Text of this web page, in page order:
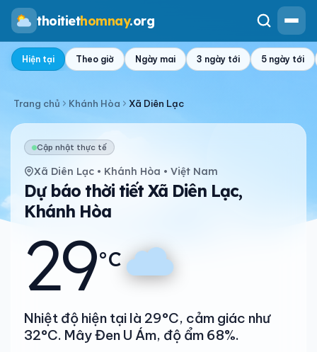
thoitiethomnay.org
Hiện tại Theo giờ Ngày mai 3 ngày tới 5 ngày tới
Trang chủ Khánh Hòa Xã Diên Lạc
Cập nhật thực tế
Xã Diên Lạc • Khánh Hòa • Việt Nam
Dự báo thời tiết Xã Diên Lạc,
Khánh Hòa
29°C
Nhiệt độ hiện tại là 29°C, cảm giác như
32°C. Mây Đen U Ám, độ ẩm 68%.